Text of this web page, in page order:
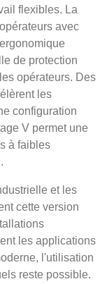
flexibles. La
avec
de protection
opérateurs. Des
les
configuration
V permet une
à faibles
et les
cette version
les applications
l'utilisation
reste possible.